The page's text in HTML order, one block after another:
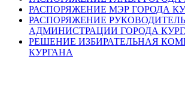
РАСПОРЯЖЕНИЕ МЭР ГОРОДА
РАСПОРЯЖЕНИЕ РУКОВОДИТЕЛЬ
АДМИНИСТРАЦИИ ГОРОДА
РЕШЕНИЕ ИЗБИРАТЕЛЬНАЯ
КУРГАНА